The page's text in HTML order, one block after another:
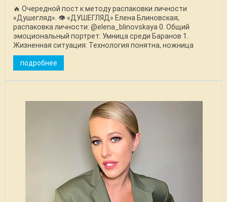
🔥 Очередной пост к методу распаковки личности
«Душегляд». 👁️ «ДУШЕГЛЯД» Елена Блиновская,
распаковка личности: @elena_blinovskaya 0. Общий
эмоциональный портрет: Умница среди Баранов 1.
Жизненная ситуация: Технология понятна, ножница
отточены, ...
подробнее